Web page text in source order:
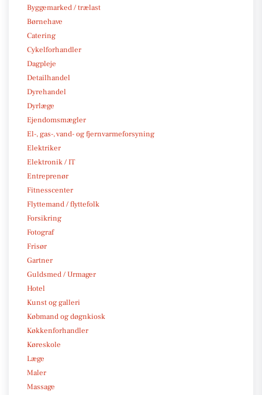
Byggemarked / trælast
Børnehave
Catering
Cykelforhandler
Dagpleje
Detailhandel
Dyrehandel
Dyrlæge
Ejendomsmægler
El-, gas-, vand- og fjernvarmeforsyning
Elektriker
Elektronik / IT
Entreprenør
Fitnesscenter
Flyttemand / flyttefolk
Forsikring
Fotograf
Frisør
Gartner
Guldsmed / Urmager
Hotel
Kunst og galleri
Købmand og døgnkiosk
Køkkenforhandler
Køreskole
Læge
Maler
Massage